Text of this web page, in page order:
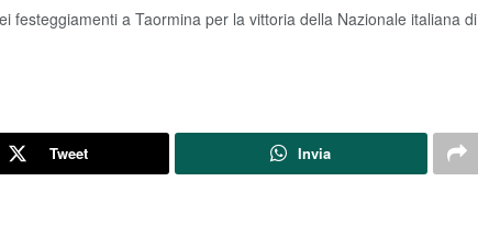
festeggiamenti a Taormina per la vittoria della Nazionale italiana di
Tweet Invia